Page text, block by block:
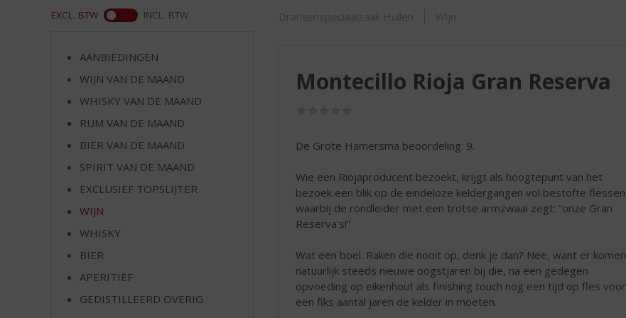
ASSORTIMENT
Drankenspeciaalzaak Hullen Wijn
Montecillo Rioja Gran Reserva
De Grote Hamersma beoordeling: 9.
Wie een Riojaproducent bezoekt, krijgt als hoogtepunt van het
bezoek een blik op de eindeloze keldergangen vol bestofte flessen
waarbij de rondleider met een trotse armzwaai zegt: “onze Gran
Reserva’s!”
Wat een boel. Raken die nooit op, denk je dan? Nee, want er komen
natuurlijk steeds nieuwe oogstjaren bij die, na een gedegen
opvoeding op eikenhout als finishing touch nog een tijd op fles voor
een fiks aantal jaren de kelder in moeten.
EXCL. BTW INCL. BTW
AANBIEDINGEN
WIJN VAN DE MAAND
WHISKY VAN DE MAAND
RUM VAN DE MAAND
BIER VAN DE MAAND
SPIRIT VAN DE MAAND
EXCLUSIEF TOPSLIJTER
WIJN
WHISKY
BIER
APERITIEF
GEDISTILLEERD OVERIG